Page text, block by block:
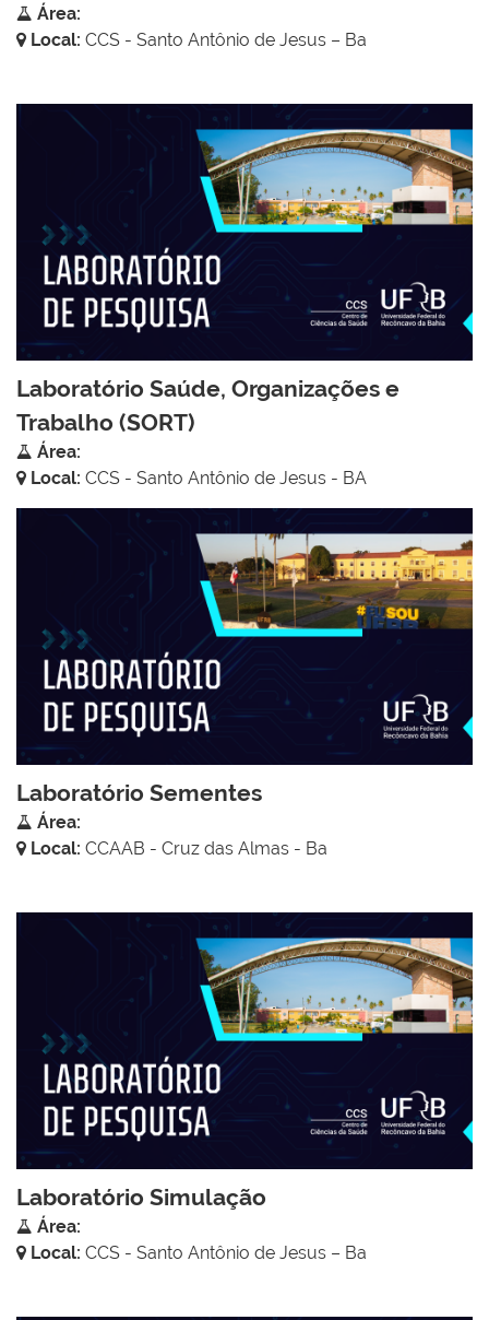
Área:
Local: CCS - Santo Antônio de Jesus – Ba
Laboratório Saúde, Organizações e
Trabalho (SORT)
Área:
Local: CCS - Santo Antônio de Jesus - BA
Laboratório Sementes
Área:
Local: CCAAB - Cruz das Almas - Ba
Laboratório Simulação
Área:
Local: CCS - Santo Antônio de Jesus – Ba